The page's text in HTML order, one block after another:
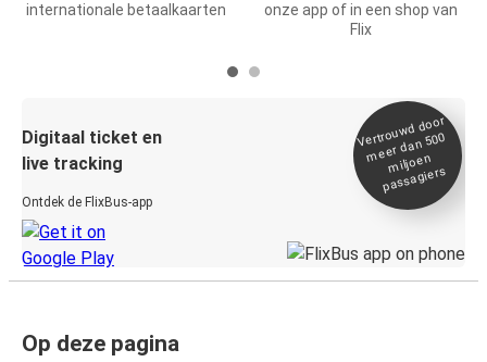
internationale betaalkaarten
onze app of in een shop van
Flix
Digitaal ticket en
live tracking
Ontdek de FlixBus-app
Vertrou
wd door
meer dan 500
miljoen
passagiers
Op deze pagina